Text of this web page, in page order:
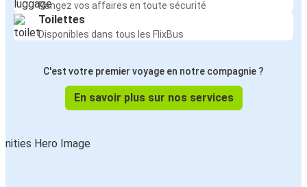
Rangez vos affaires en toute sécurité
Toilettes
Disponibles dans tous les FlixBus
C'est votre premier voyage en notre compagnie ?
En savoir plus sur nos services